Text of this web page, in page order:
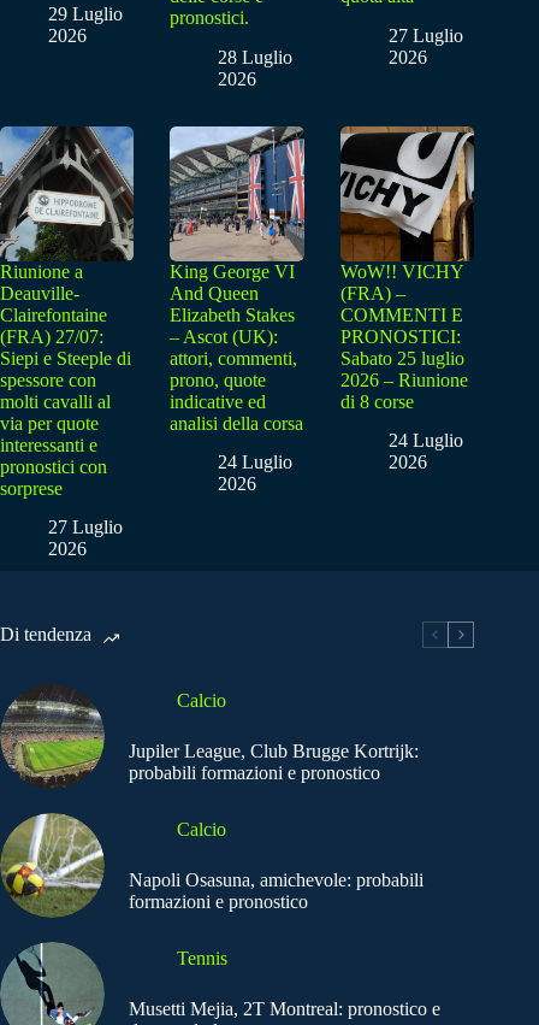
29 Luglio
2026
pronostici.
28 Luglio
2026
27 Luglio
2026
Riunione a
Deauville-
Clairefontaine
(FRA) 27/07:
Siepi e Steeple di
spessore con
molti cavalli al
via per quote
interessanti e
pronostici con
sorprese
27 Luglio
2026
King George VI
And Queen
Elizabeth Stakes
– Ascot (UK):
attori, commenti,
prono, quote
indicative ed
analisi della corsa
24 Luglio
2026
WoW!! VICHY
(FRA) –
COMMENTI E
PRONOSTICI:
Sabato 25 luglio
2026 – Riunione
di 8 corse
24 Luglio
2026
Di tendenza
Calcio
Jupiler League, Club Brugge Kortrijk:
probabili formazioni e pronostico
Calcio
Napoli Osasuna, amichevole: probabili
formazioni e pronostico
Tennis
Musetti Mejia, 2T Montreal: pronostico e